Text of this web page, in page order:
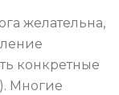
желательна,
конкретные
Многие